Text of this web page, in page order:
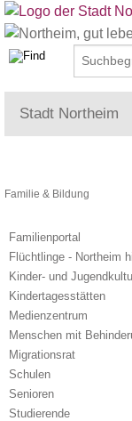
Stadt Northeim
Rat &
Tourismus &
Familie &
Wohnen &
Wirtschaft,
Familie & Bildung
Familienportal
Flüchtlinge - Northeim
Kinder- und
Kindertagesstätten
Medienzentrum
Menschen mit
Migrationsrat
Schulen
Senioren
Studierende